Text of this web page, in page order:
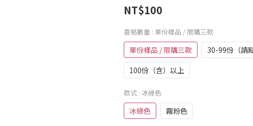
NT$100
喜帖數量 : 單份樣品 / 限購三款
單份樣品 / 限購三款
30-99份（請
100份（含）以上
款式 : 冰綠色
冰綠色 霧粉色